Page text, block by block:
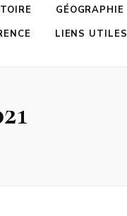
GÉOGRAPHIE
LIENS UTILES